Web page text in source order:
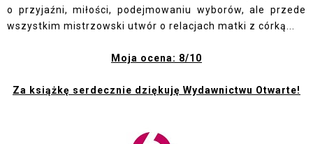
o przyjaźni, miłości, podejmowaniu wyborów, ale przede
wszystkim mistrzowski utwór o relacjach matki z córką...
Moja ocena: 8/10
Za książkę serdecznie dziękuję Wydawnictwu Otwarte!